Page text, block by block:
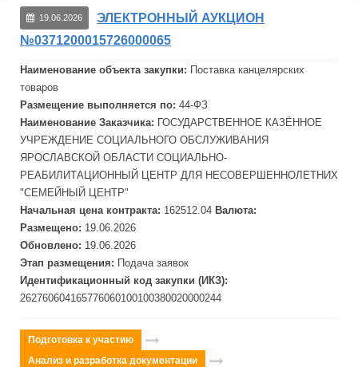
19.06.2026
ЭЛЕКТРОННЫЙ АУКЦИОН
№0371200015726000065
Наименование объекта закупки: Поставка канцелярских
товаров
Размещение выполняется по: 44-ФЗ
Наименование Заказчика: ГОСУДАРСТВЕННОЕ КАЗЁННОЕ
УЧРЕЖДЕНИЕ СОЦИАЛЬНОГО ОБСЛУЖИВАНИЯ
ЯРОСЛАВСКОЙ ОБЛАСТИ СОЦИАЛЬНО-
РЕАБИЛИТАЦИОННЫЙ ЦЕНТР ДЛЯ НЕСОВЕРШЕННОЛЕТНИХ
"СЕМЕЙНЫЙ ЦЕНТР"
Начальная цена контракта: 162512.04 Валюта:
Размещено: 19.06.2026
Обновлено: 19.06.2026
Этап размещения: Подача заявок
Идентификационный код закупки (ИКЗ):
262760604165776060100100380020000244
Подготовка к участию
Анализ и разработка документации